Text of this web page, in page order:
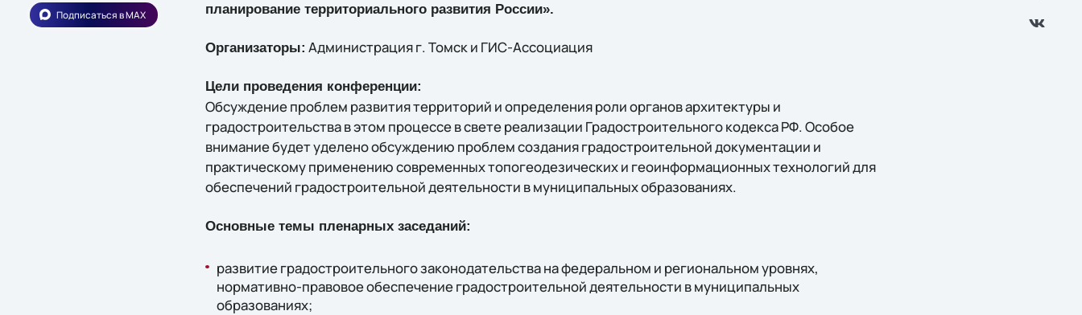
Подписаться в MAX
планирование территориального развития России».
Организаторы: Администрация г. Томск и ГИС-Ассоциация
Цели проведения конференции:
Обсуждение проблем развития территорий и определения роли органов архитектуры и
градостроительства в этом процессе в свете реализации Градостроительного кодекса РФ. Особое
внимание будет уделено обсуждению проблем создания градостроительной документации и
практическому применению современных топогеодезических и геоинформационных технологий для
обеспечений градостроительной деятельности в муниципальных образованиях.
Основные темы пленарных заседаний:
развитие градостроительного законодательства на федеральном и региональном уровнях,
нормативно-правовое обеспечение градостроительной деятельности в муниципальных
образованиях;